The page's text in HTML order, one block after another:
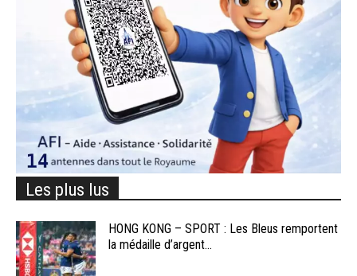
Les plus lus
HONG KONG – SPORT : Les Bleus remportent
la médaille d’argent...